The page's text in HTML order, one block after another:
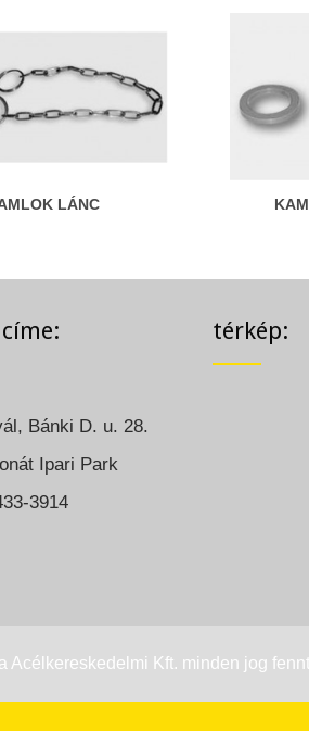
LÁNC
Bánki D. u. 28.
Ipari Park
3914
térkép:
Acélkereskedelmi Kft. minden jog